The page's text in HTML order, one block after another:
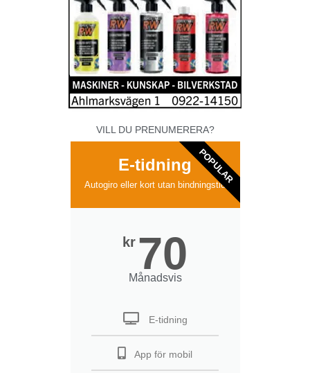
VILL DU PRENUMERERA?
E-tidning
Autogiro eller kort utan bindningstid
kr 70
Månadsvis
E-tidning
App för mobil
POPULAR